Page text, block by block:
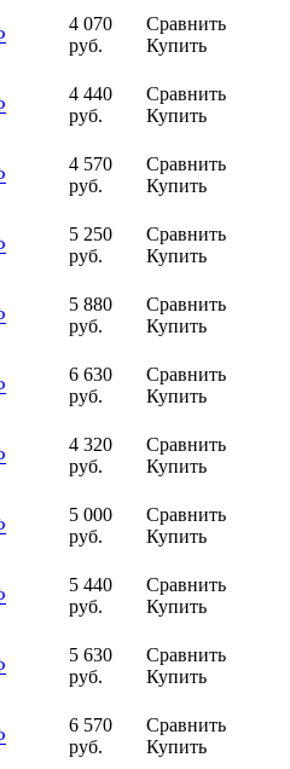
4 070
руб.
Сравнить
Купить
4 440
руб.
Сравнить
Купить
4 570
руб.
Сравнить
Купить
5 250
руб.
Сравнить
Купить
5 880
руб.
Сравнить
Купить
6 630
руб.
Сравнить
Купить
4 320
руб.
Сравнить
Купить
5 000
руб.
Сравнить
Купить
5 440
руб.
Сравнить
Купить
5 630
руб.
Сравнить
Купить
6 570
руб.
Сравнить
Купить